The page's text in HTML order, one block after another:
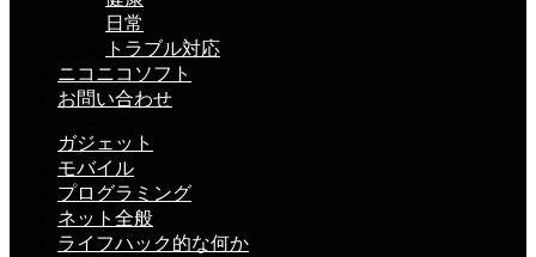
日常
トラブル対応
ニコニコソフト
お問い合わせ
ガジェット
モバイル
プログラミング
ネット全般
ライフハック的な何か